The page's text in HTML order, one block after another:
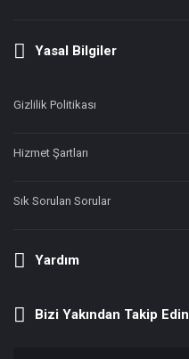
Yasal Bilgiler
Gizlilik Politikası
Hizmet Şartları
Sık Sorulan Sorular
Yardım
Bizi Yakından Takip Edin